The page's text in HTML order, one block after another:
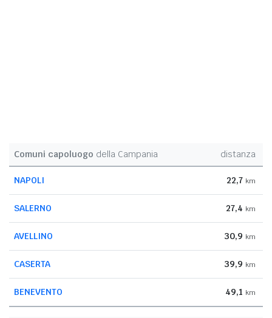
Comuni capoluogo della Campania distanza
NAPOLI 22,7 km
SALERNO 27,4 km
AVELLINO 30,9 km
CASERTA 39,9 km
BENEVENTO 49,1 km